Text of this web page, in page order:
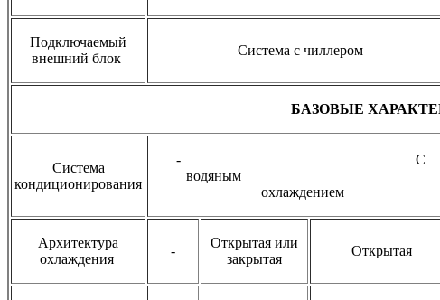
Подключаемый
внешний блок
Система с чиллером
БАЗОВЫЕ
Система
кондиционирования
- С
водяным
охлаждением
Архитектура
охлаждения
-
Открытая или
закрытая
Открытая